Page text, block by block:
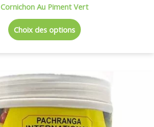
Cornichon Au Piment Vert
Choix des options